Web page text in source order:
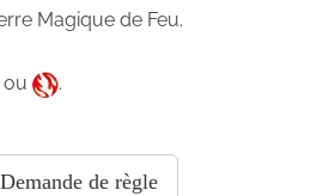
Magique de Feu.
ou .
Demande de règle